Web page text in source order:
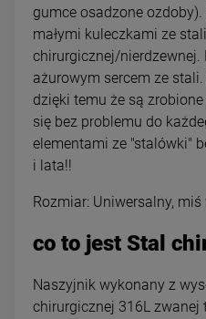
gumce osadzone
małymi kuleczkami ze stali
chirurgicznej/nierdzewnej.
ażurowym sercem ze
dzięki temu że są
się bez problemu do
elementami ze "stalówki"
i lata!!
Rozmiar: Uniwersalny, miś
co to jest Stal
Naszyjnik wykonany z
chirurgicznej 316L zwanej